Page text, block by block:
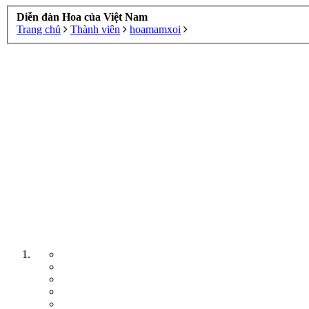
Diễn đàn Hoa của Việt Nam
Trang chủ
Thành viên hoamamxoi